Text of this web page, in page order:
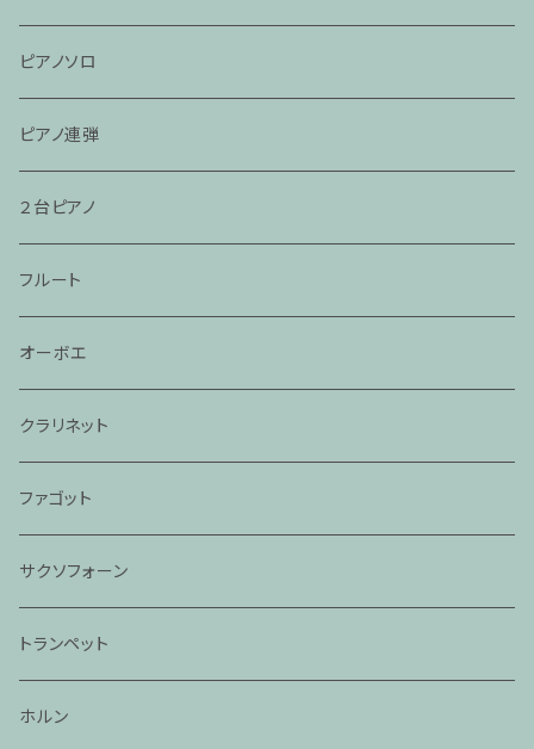
ピアノソロ
ピアノ連弾
２台ピアノ
フルート
オーボエ
クラリネット
ファゴット
サクソフォーン
トランペット
ホルン